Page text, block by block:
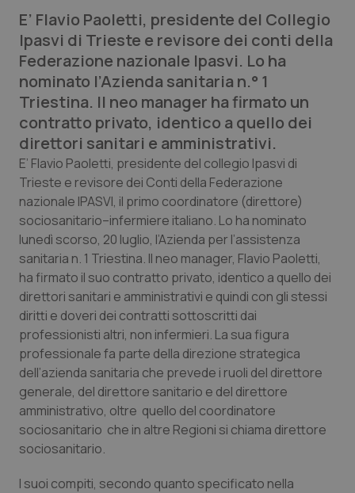
Lettere al direttore
Edizioni Regionali
QS Pro
Professionisti Sanitari.AI
Abruzzo
Basilicata
Calabria
Campania
Emilia-Romagna
Friuli Venezia Giulia
Lazio
QS Pro Gold
Artrite & artrosi
Asma & BPCO
Car-T
Colesterolo & coronaropatie
Dermatite Atopica
Diabete & glucometri
QS Club Newsletter
E’ Flavio Paoletti, presidente del Collegio
Ipasvi di Trieste e revisore dei conti della
Federazione nazionale Ipasvi. Lo ha
nominato l’Azienda sanitaria n.° 1
Triestina. Il neo manager ha firmato un
contratto privato, identico a quello dei
direttori sanitari e amministrativi.
E’ Flavio Paoletti, presidente del collegio Ipasvi di
Trieste e revisore dei Conti della Federazione
nazionale IPASVI, il primo coordinatore (direttore)
sociosanitario–infermiere italiano. Lo ha nominato
lunedì scorso, 20 luglio, l’Azienda per l’assistenza
sanitaria n. 1 Triestina. Il neo manager, Flavio Paoletti,
ha firmato il suo contratto privato, identico a quello dei
direttori sanitari e amministrativi e quindi con gli stessi
diritti e doveri dei contratti sottoscritti dai
professionisti altri, non infermieri. La sua figura
professionale fa parte della direzione strategica
dell’azienda sanitaria che prevede i ruoli del direttore
generale, del direttore sanitario e del direttore
amministrativo, oltre quello del coordinatore
sociosanitario che in altre Regioni si chiama direttore
sociosanitario.
I suoi compiti, secondo quanto specificato nella